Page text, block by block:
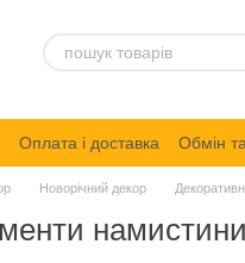
Оплата і доставка Обмін
конфіденційності
Новорічний декор